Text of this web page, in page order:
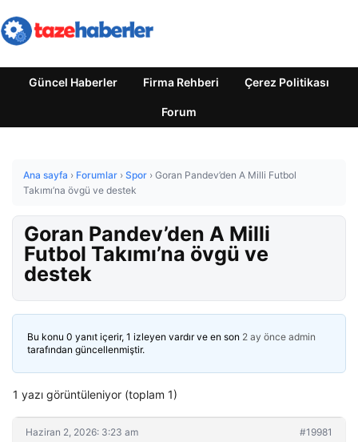
Güncel Haberler Firma Rehberi Çerez Politikası
Forum
Ana sayfa › Forumlar › Spor › Goran Pandev’den A Milli Futbol
Takımı’na övgü ve destek
Goran Pandev’den A Milli
Futbol Takımı’na övgü ve
destek
Bu konu 0 yanıt içerir, 1 izleyen vardır ve en son 2 ay önce admin
tarafından güncellenmiştir.
1 yazı görüntüleniyor (toplam 1)
Haziran 2, 2026: 3:23 am #19981